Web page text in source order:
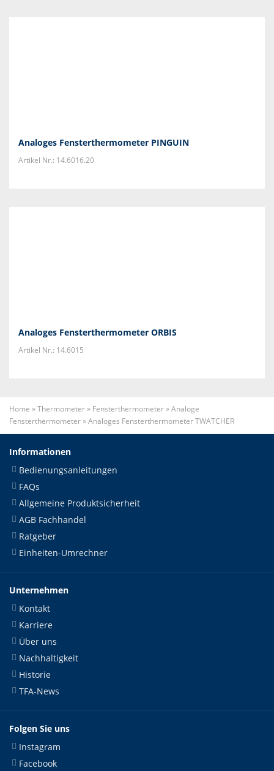
Analoges Fensterthermometer PINGUIN
Artikel Nr.: 14.6016.20
Analoges Fensterthermometer ORBIS
Artikel Nr.: 14.6015
Home »Thermometer» Fensterthermometer»Analoge
Fensterthermometer»Analoges Fensterthermometer TWATCHER
Informationen
Bedienungsanleitungen
FAQs
Allgemeine Produktsicherheit
AGB Fachhandel
Ratgeber
Einheiten-Umrechner
Unternehmen
Kontakt
Karriere
Über uns
Nachhaltigkeit
Historie
TFA-News
Folgen Sie uns
Instagram
Facebook